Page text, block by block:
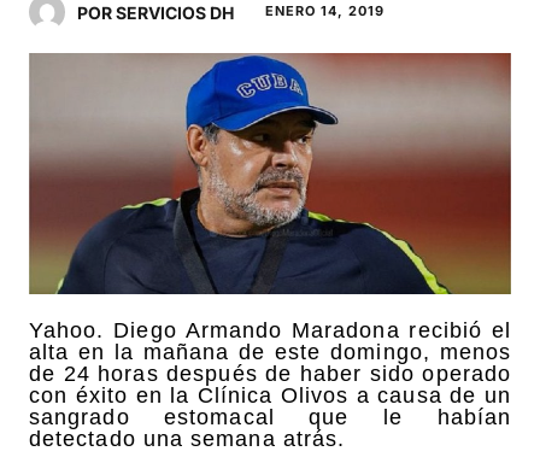
POR SERVICIOS DH ENERO 14, 2019
Yahoo. Diego Armando Maradona recibió el
alta en la mañana de este domingo, menos
de 24 horas después de haber sido operado
con éxito en la Clínica Olivos a causa de un
sangrado estomacal que le habían
detectado una semana atrás.